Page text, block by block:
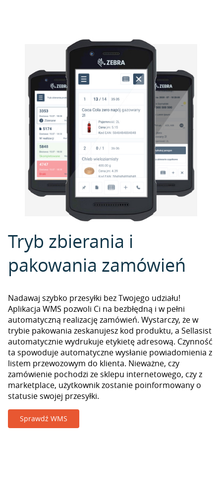
Tryb zbierania i
pakowania zamówień
Nadawaj szybko przesyłki bez Twojego udziału!
Aplikacja WMS pozwoli Ci na bezbłędną i w pełni
automatyczną realizację zamówień. Wystarczy, że w
trybie pakowania zeskanujesz kod produktu, a Sellasist
automatycznie wydrukuje etykietę adresową. Czynność
ta spowoduje automatyczne wysłanie powiadomienia z
listem przewozowym do klienta. Nieważne, czy
zamówienie pochodzi ze sklepu internetowego, czy z
marketplace, użytkownik zostanie poinformowany o
statusie swojej przesyłki.
Sprawdź WMS